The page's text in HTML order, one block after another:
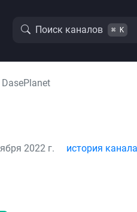
Поиск каналов ⌘ K
DasePlanet
2022 г. история канала